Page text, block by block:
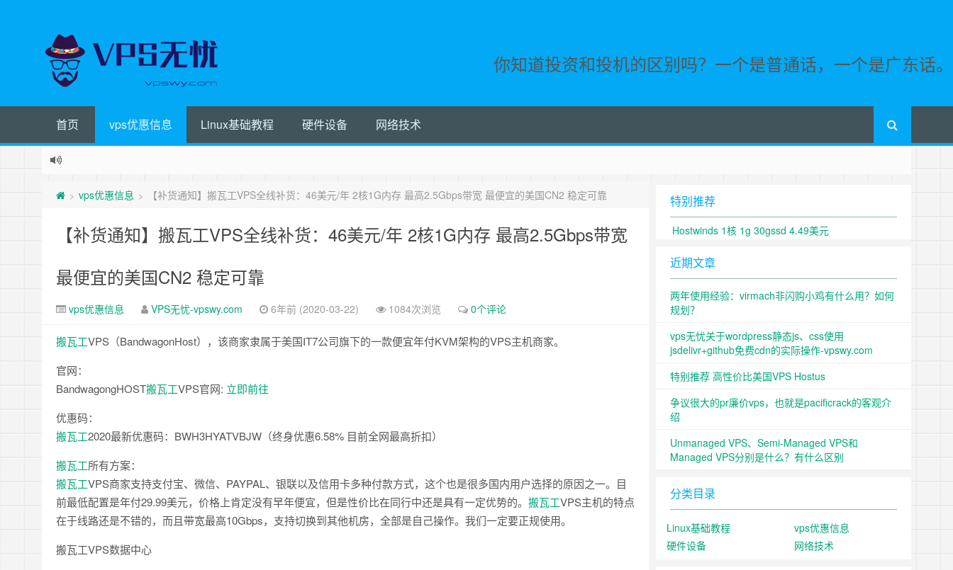
你知道投资和投机的区别吗？一个是普通话，一个是广东话。
首页 vps优惠信息 Linux基础教程 硬件设备 网络技术
> vps优惠信息 > 【补货通知】搬瓦工VPS全线补货：46美元/年 2核1G内存 最高2.5Gbps带宽 最便宜的美国CN2 稳定可靠
【补货通知】搬瓦工VPS全线补货：46美元/年 2核1G内存 最高2.5Gbps带宽
最便宜的美国CN2 稳定可靠
vps优惠信息 VPS无忧-vpswy.com 6年前 (2020-03-22) 1084次浏览 0个评论
搬瓦工VPS（BandwagonHost），该商家隶属于美国IT7公司旗下的一款便宜年付KVM架构的VPS主机商家。
官网：
BandwagongHOST搬瓦工VPS官网: 立即前往
优惠码：
搬瓦工2020最新优惠码：BWH3HYATVBJW（终身优惠6.58% 目前全网最高折扣）
搬瓦工所有方案：
搬瓦工VPS商家支持支付宝、微信、PAYPAL、银联以及信用卡多种付款方式，这个也是很多国内用户选择的原因之一。目
前最低配置是年付29.99美元，价格上肯定没有早年便宜，但是性价比在同行中还是具有一定优势的。 搬瓦工VPS主机的特点
在于线路还是不错的，而且带宽最高10Gbps，支持切换到其他机房，全部是自己操作。我们一定要正规使用。
搬瓦工VPS数据中心
特别推荐
Hostwinds 1核 1g 30gssd 4.49美元
近期文章
两年使用经验：virmach非闪购小鸡有什么用？如何
规划？
vps无忧关于wordpress静态js、css使用
jsdelivr+github免费cdn的实际操作-vpswy.com
特别推荐 高性价比美国VPS Hostus
争议很大的pr廉价vps，也就是pacificrack的客观介
绍
Unmanaged VPS、Semi-Managed VPS和
Managed VPS分别是什么？有什么区别
分类目录
Linux基础教程
vps优惠信息
硬件设备
网络技术